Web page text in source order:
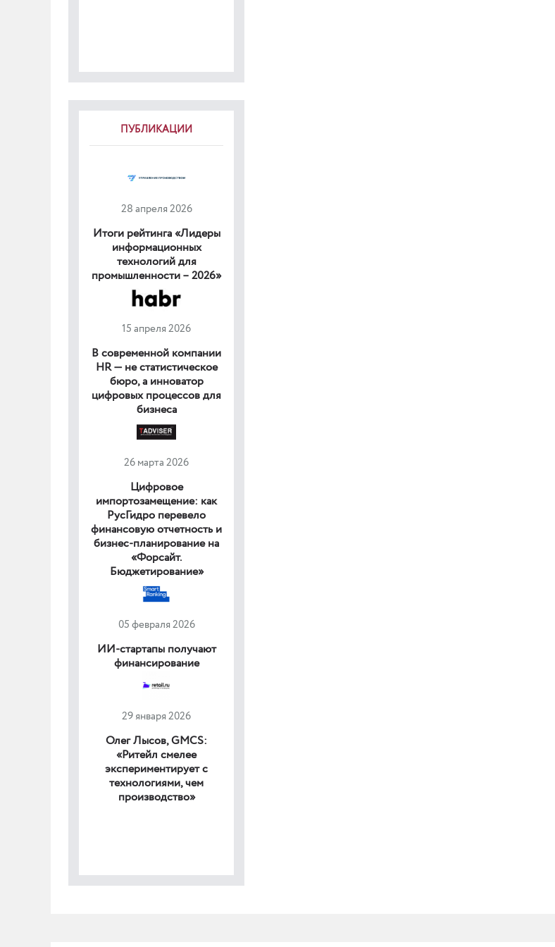
ПУБЛИКАЦИИ
28 апреля 2026
Итоги рейтинга «Лидеры
информационных
технологий для
промышленности – 2026»
15 апреля 2026
В современной компании
HR — не статистическое
бюро, а инноватор
цифровых процессов для
бизнеса
26 марта 2026
Цифровое
импортозамещение: как
РусГидро перевело
финансовую отчетность и
бизнес-планирование на
«Форсайт.
Бюджетирование»
05 февраля 2026
ИИ-стартапы получают
финансирование
29 января 2026
Олег Лысов, GMCS:
«Ритейл смелее
экспериментирует с
технологиями, чем
производство»